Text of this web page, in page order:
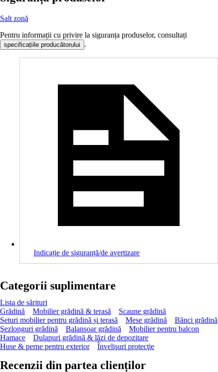
Salt zonă
Pentru informații cu privire la siguranța produselor, consultați
specificațiile producătorului .
Indicație de siguranță/de avertizare
Categorii suplimentare
Lista de sărituri
Grădină
Mobilier grădină & terasă
Scaune grădină
Seturi mobilier pentru grădină și terasă
Mese grădină
Bănci grădină
Şezlonguri grădină
Balansoar grădină
Mobilier pentru balcon
Hamace
Dulapuri grădină & lăzi de depozitare
Huse & perne pentru exterior
Învelişuri protecţie
Recenzii din partea clienților